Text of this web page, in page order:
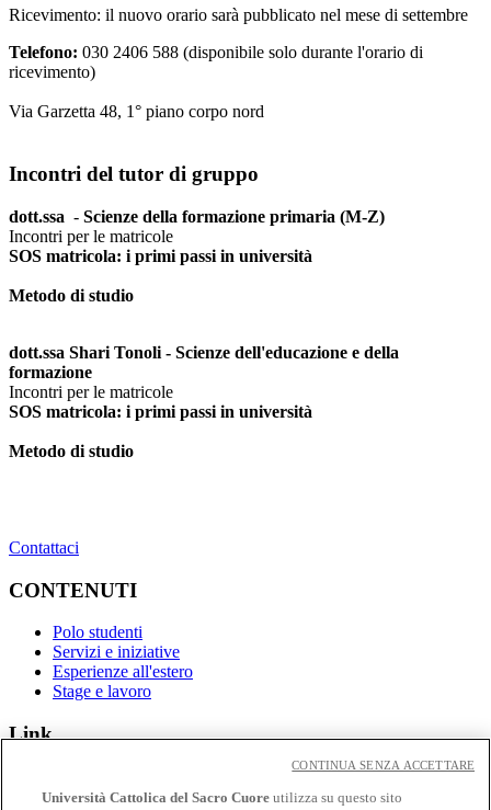
Ricevimento: il nuovo orario sarà pubblicato nel mese di settembre
Telefono: 030 2406 588 (disponibile solo durante l'orario di
ricevimento)
Via Garzetta 48, 1° piano corpo nord
Incontri del tutor di gruppo
dott.ssa - Scienze della formazione primaria (M-Z)
Incontri per le matricole
SOS matricola: i primi passi in università
Metodo di studio
dott.ssa Shari Tonoli - Scienze dell'educazione e della
formazione
Incontri per le matricole
SOS matricola: i primi passi in università
Metodo di studio
Contattaci
CONTENUTI
Polo studenti
Servizi e iniziative
Esperienze all'estero
Stage e lavoro
Link
Eventi
Università Cattolica del Sacro Cuore utilizza su questo sito
CONTINUA SENZA ACCETTARE